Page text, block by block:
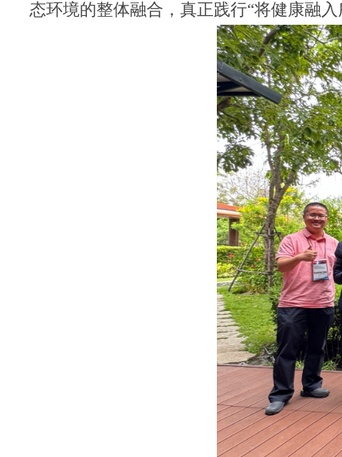
态环境的整体融合，真正践行“将健康融入